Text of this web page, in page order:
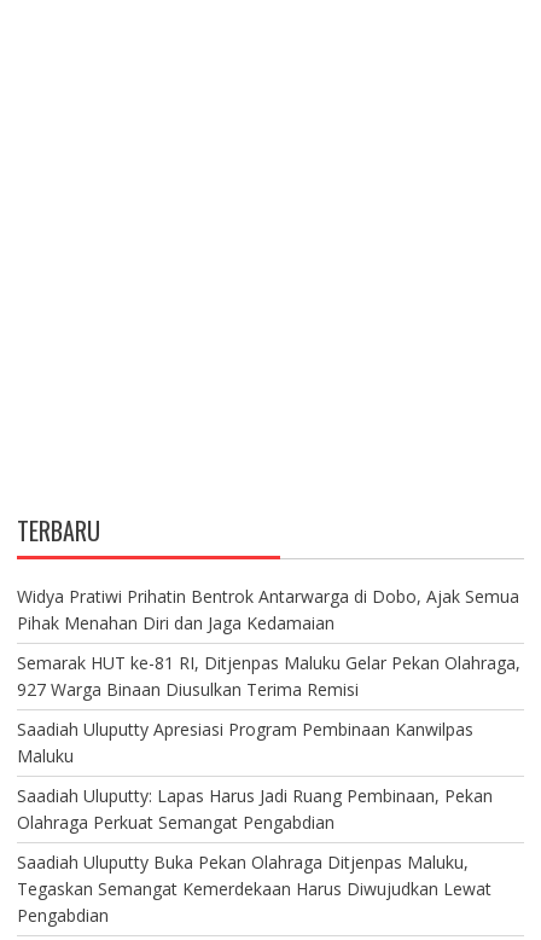
TERBARU
Widya Pratiwi Prihatin Bentrok Antarwarga di Dobo, Ajak Semua
Pihak Menahan Diri dan Jaga Kedamaian
Semarak HUT ke-81 RI, Ditjenpas Maluku Gelar Pekan Olahraga,
927 Warga Binaan Diusulkan Terima Remisi
Saadiah Uluputty Apresiasi Program Pembinaan Kanwilpas
Maluku
Saadiah Uluputty: Lapas Harus Jadi Ruang Pembinaan, Pekan
Olahraga Perkuat Semangat Pengabdian
Saadiah Uluputty Buka Pekan Olahraga Ditjenpas Maluku,
Tegaskan Semangat Kemerdekaan Harus Diwujudkan Lewat
Pengabdian